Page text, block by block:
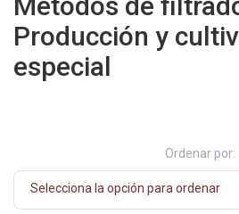
Producción y
especial
Ordenar por: